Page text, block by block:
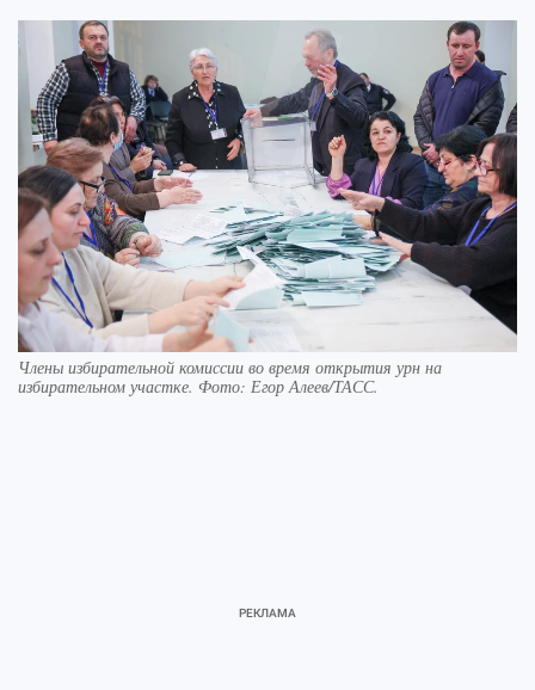
Члены избирательной комиссии во время открытия урн на
избирательном участке. Фото: Егор Алеев/ТАСС.